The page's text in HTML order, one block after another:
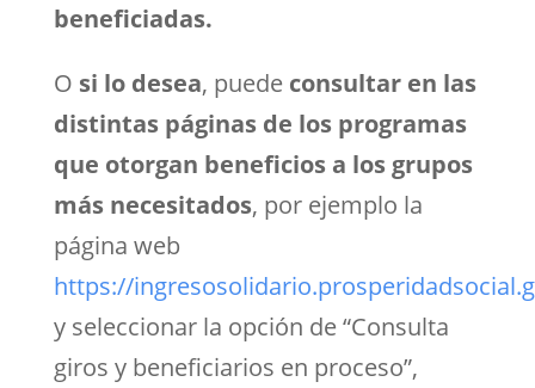
beneficiadas.
O si lo desea, puede consultar en las
distintas páginas de los programas
que otorgan beneficios a los grupos
más necesitados, por ejemplo la
página web
https://
y seleccionar la opción de “Consulta
giros y beneficiarios en proceso”,